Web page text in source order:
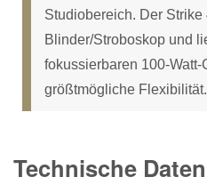
Studiobereich. Der Strike
Blinder/Stroboskop und
fokussierbaren 100-Watt-
größtmögliche
Technische Daten